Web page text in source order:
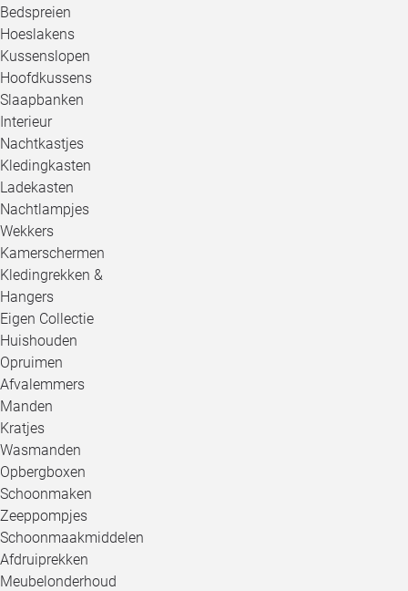
Bedspreien
Hoeslakens
Kussenslopen
Hoofdkussens
Slaapbanken
Interieur
Nachtkastjes
Kledingkasten
Ladekasten
Nachtlampjes
Wekkers
Kamerschermen
Kledingrekken &
Hangers
Eigen Collectie
Huishouden
Opruimen
Afvalemmers
Manden
Kratjes
Wasmanden
Opbergboxen
Schoonmaken
Zeeppompjes
Schoonmaakmiddelen
Afdruiprekken
Meubelonderhoud